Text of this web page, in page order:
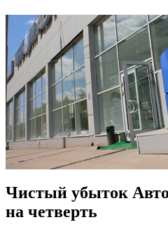
Чистый убыток
на четверть